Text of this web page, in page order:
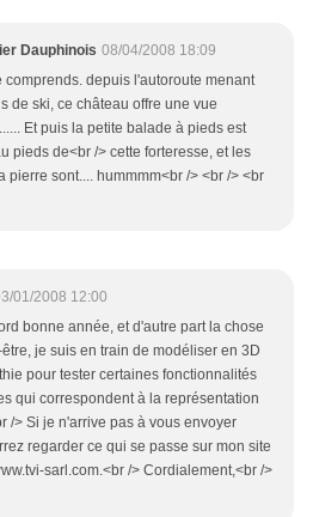
Dauphinois 08/04/2008 18:09
comprends. depuis l'autoroute menant
de ski, ce château offre une vue
Et puis la petite balade à pieds est
pieds de<br /> cette forteresse, et les
pierre sont.... hummmm<br /> <br /> <br
01/2008 12:00
bonne année, et d'autre part la chose
je suis en train de modéliser en 3D
pour tester certaines fonctionnalités
qui correspondent à la représentation
/> Si je n'arrive pas à vous envoyer
regarder ce qui se passe sur mon site
sarl.com.<br /> Cordialement,<br />